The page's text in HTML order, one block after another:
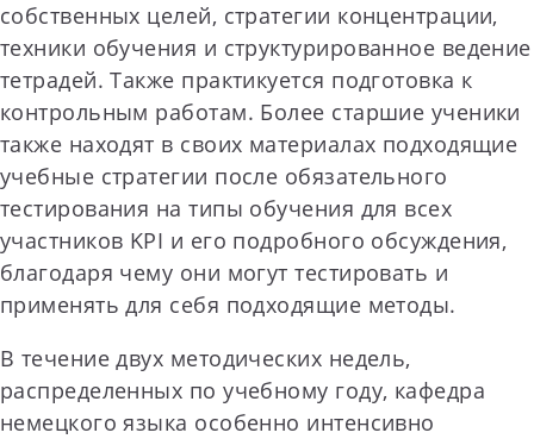
собственных целей, стратегии концентрации,
техники обучения и структурированное ведение
тетрадей. Также практикуется подготовка к
контрольным работам. Более старшие ученики
также находят в своих материалах подходящие
учебные стратегии после обязательного
тестирования на типы обучения для всех
участников KPI и его подробного обсуждения,
благодаря чему они могут тестировать и
применять для себя подходящие методы.
В течение двух методических недель,
распределенных по учебному году, кафедра
немецкого языка особенно интенсивно